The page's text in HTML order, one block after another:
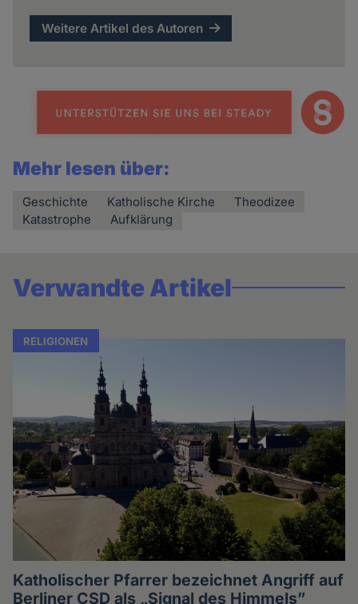
Weitere Artikel des Autoren
Mehr lesen über:
Geschichte Katholische Kirche
Theodizee
Katastrophe
Aufklärung
Verwandte Artikel
RELIGIONEN
Katholischer Pfarrer bezeichnet Angriff auf
Berliner CSD als „Signal des Himmels”